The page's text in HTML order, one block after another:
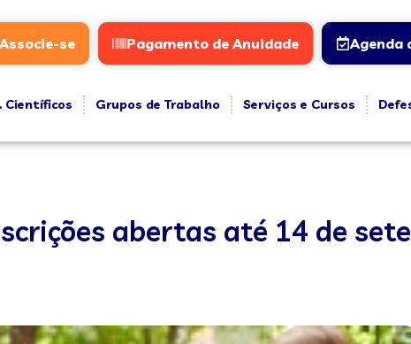
se Pagamento de Anuidade Agenda
Científicos Grupos de Trabalho Serviços e Cursos
abertas até 14 de